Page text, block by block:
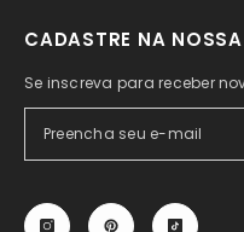
CADASTRE NA NOSSA
Se inscreva para receber